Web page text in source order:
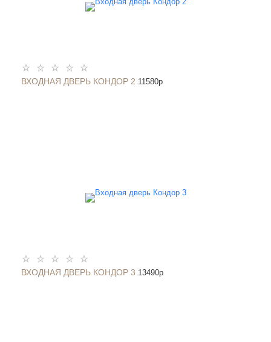
ВХОДНАЯ ДВЕРЬ КОНДОР 2 11580p
ВХОДНАЯ ДВЕРЬ КОНДОР 3 13490p